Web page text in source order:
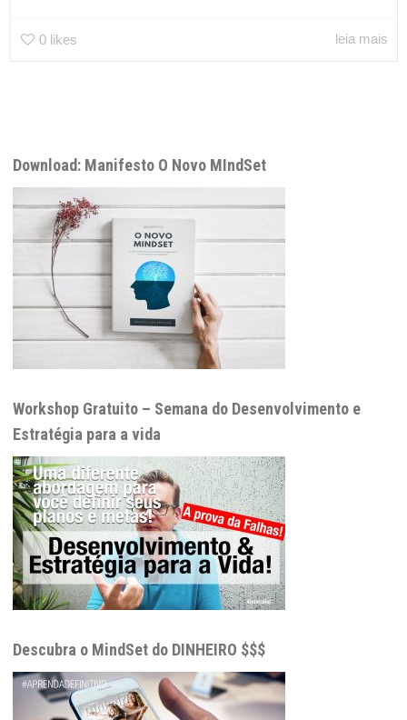
0 likes leia mais
Download: Manifesto O Novo MIndSet
Workshop Gratuito – Semana do Desenvolvimento e
Estratégia para a vida
Descubra o MindSet do DINHEIRO $$$